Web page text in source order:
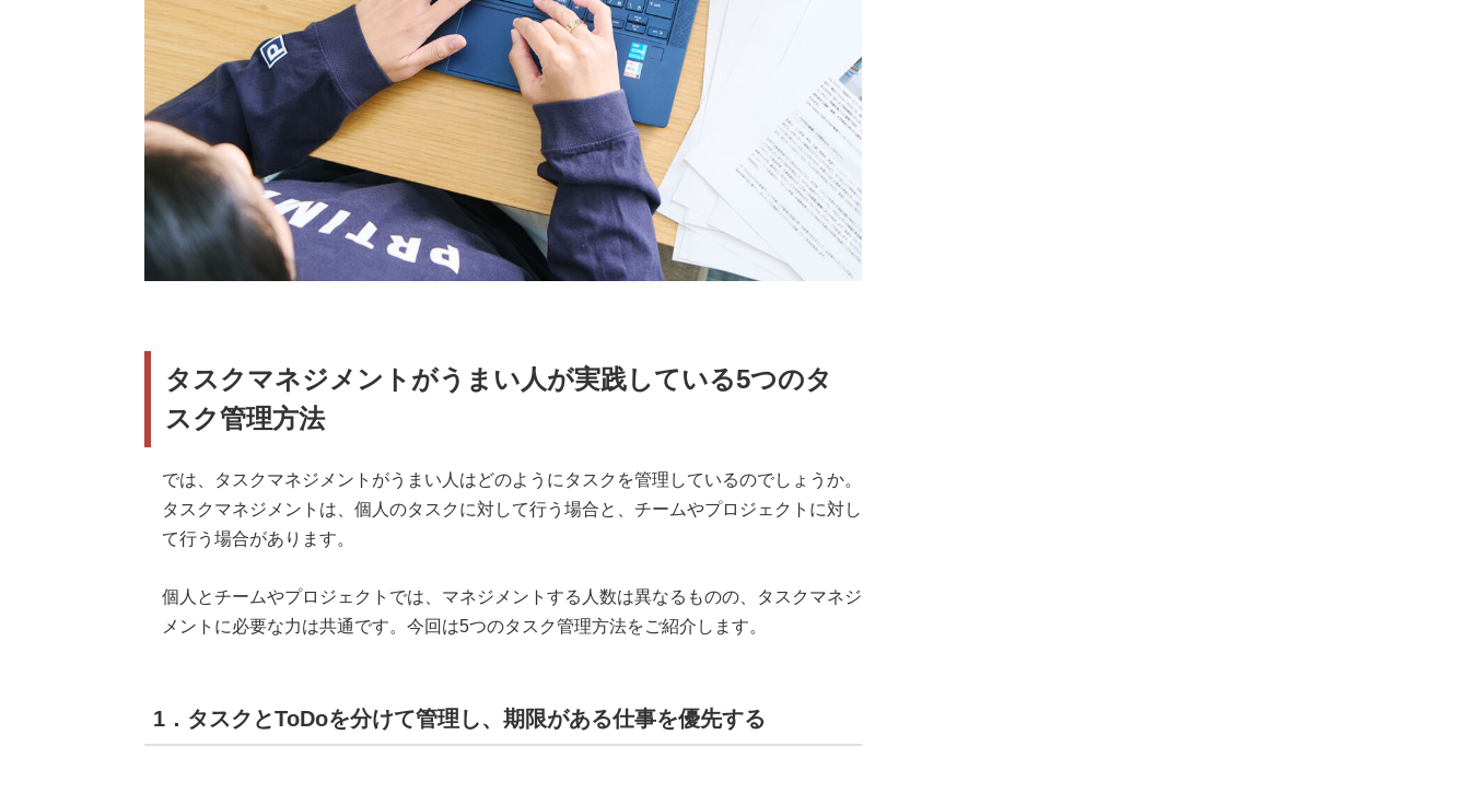
タスクマネジメントがうまい人が実践している5つのタ
スク管理方法
では、タスクマネジメントがうまい人はどのようにタスクを管理しているのでしょうか。
タスクマネジメントは、個人のタスクに対して行う場合と、チームやプロジェクトに対し
て行う場合があります。
個人とチームやプロジェクトでは、マネジメントする人数は異なるものの、タスクマネジ
メントに必要な力は共通です。今回は5つのタスク管理方法をご紹介します。
1．タスクとToDoを分けて管理し、期限がある仕事を優先する